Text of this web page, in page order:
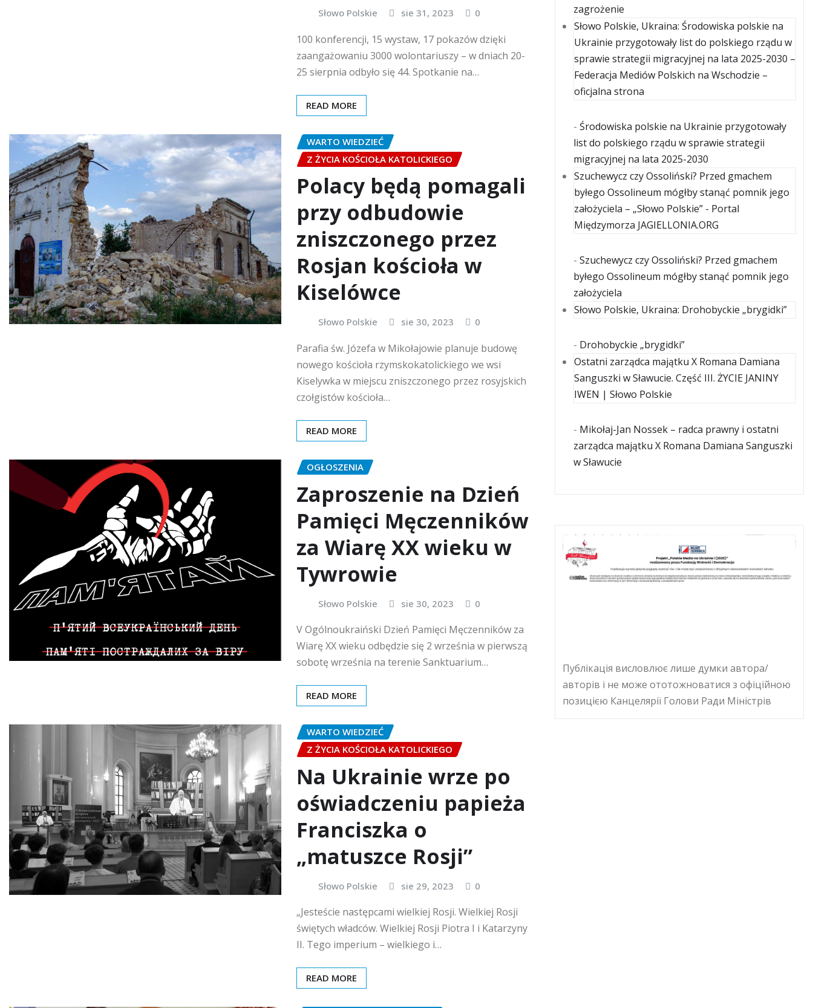
Słowo Polskie sie 31, 2023 0
100 konferencji, 15 wystaw, 17 pokazów dzięki
zaangażowaniu 3000 wolontariuszy – w dniach 20-
25 sierpnia odbyło się 44. Spotkanie na…
READ MORE
WARTO WIEDZIEĆ
Z ŻYCIA KOŚCIOŁA KATOLICKIEGO
Polacy będą pomagali
przy odbudowie
zniszczonego przez
Rosjan kościoła w
Kiselówce
Słowo Polskie sie 30, 2023 0
Parafia św. Józefa w Mikołajowie planuje budowę
nowego kościoła rzymskokatolickiego we wsi
Kiselywka w miejscu zniszczonego przez rosyjskich
czołgistów kościoła…
READ MORE
OGŁOSZENIA
Zaproszenie na Dzień
Pamięci Męczenników
za Wiarę XX wieku w
Tywrowie
Słowo Polskie sie 30, 2023 0
V Ogólnoukraiński Dzień Pamięci Męczenników za
Wiarę XX wieku odbędzie się 2 września w pierwszą
sobotę września na terenie Sanktuarium…
READ MORE
WARTO WIEDZIEĆ
Z ŻYCIA KOŚCIOŁA KATOLICKIEGO
Na Ukrainie wrze po
oświadczeniu papieża
Franciszka o
„matuszce Rosji”
Słowo Polskie sie 29, 2023 0
„Jesteście następcami wielkiej Rosji. Wielkiej Rosji
świętych władców. Wielkiej Rosji Piotra I i Katarzyny
II. Tego imperium – wielkiego i…
READ MORE
zagrożenie
Słowo Polskie, Ukraina: Środowiska polskie na
Ukrainie przygotowały list do polskiego rządu w
sprawie strategii migracyjnej na lata 2025-2030 –
Federacja Mediów Polskich na Wschodzie –
oficjalna strona
- Środowiska polskie na Ukrainie przygotowały
list do polskiego rządu w sprawie strategii
migracyjnej na lata 2025-2030
Szuchewycz czy Ossoliński? Przed gmachem
byłego Ossolineum mógłby stanąć pomnik jego
założyciela – „Słowo Polskie” - Portal
Międzymorza JAGIELLONIA.ORG
- Szuchewycz czy Ossoliński? Przed gmachem
byłego Ossolineum mógłby stanąć pomnik jego
założyciela
Słowo Polskie, Ukraina: Drohobyckie „brygidki”
- Drohobyckie „brygidki”
Ostatni zarządca majątku X Romana Damiana
Sanguszki w Sławucie. Część III. ŻYCIE JANINY
IWEN | Słowo Polskie
- Mikołaj-Jan Nossek – radca prawny i ostatni
zarządca majątku X Romana Damiana Sanguszki
w Sławucie
Публікація висловлює лише думки автора/
авторів і не може ототожноватися з офіційною
позицією Канцелярії Голови Ради Міністрів